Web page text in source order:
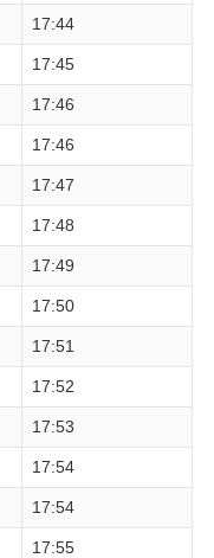
17:44
17:45
17:46
17:46
17:47
17:48
17:49
17:50
17:51
17:52
17:53
17:54
17:54
17:55